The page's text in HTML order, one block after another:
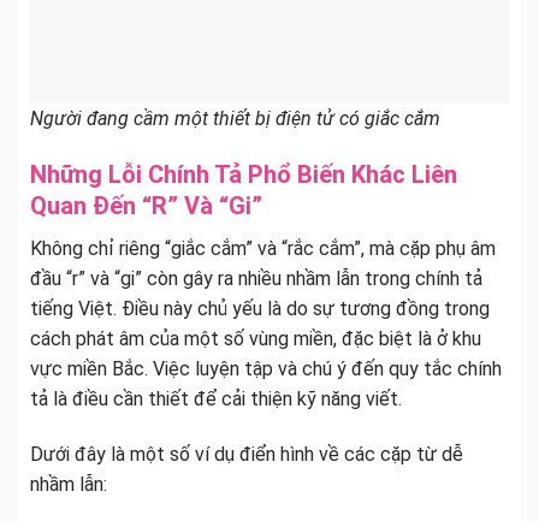
Người đang cầm một thiết bị điện tử có giắc cắm
Những Lỗi Chính Tả Phổ Biến Khác Liên
Quan Đến “R” Và “Gi”
Không chỉ riêng “giắc cắm” và “rắc cắm”, mà cặp phụ âm
đầu “r” và “gi” còn gây ra nhiều nhầm lẫn trong chính tả
tiếng Việt. Điều này chủ yếu là do sự tương đồng trong
cách phát âm của một số vùng miền, đặc biệt là ở khu
vực miền Bắc. Việc luyện tập và chú ý đến quy tắc chính
tả là điều cần thiết để cải thiện kỹ năng viết.
Dưới đây là một số ví dụ điển hình về các cặp từ dễ
nhầm lẫn: